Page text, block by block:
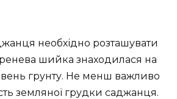
необхідно розташувати
шийка знаходилася на
грунту. Не менш важливо
земляної грудки саджанця.